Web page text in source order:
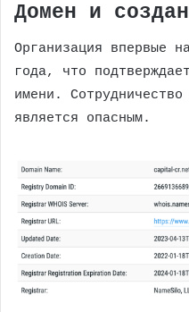
Домен и
Организация впервые
года, что
имени.
является опасным.